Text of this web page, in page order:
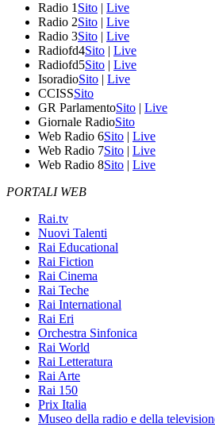
Radio 1 Sito | Live
Radio 2Sito | Live
Radio 3Sito | Live
Radiofd4Sito | Live
Radiofd5Sito | Live
IsoradioSito | Live
CCISSSito
GR ParlamentoSito | Live
Giornale RadioSito
Web Radio 6Sito | Live
Web Radio 7Sito | Live
Web Radio 8Sito | Live
PORTALI WEB
Rai.tv
Nuovi Talenti
Rai Educational
Rai Fiction
Rai Cinema
Rai Teche
Rai International
Rai Eri
Orchestra Sinfonica
Rai World
Rai Letteratura
Rai Arte
Rai 150
Prix Italia
Museo della radio e della